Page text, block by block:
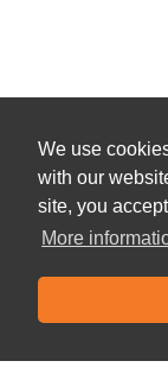
We use
with our
site, you
More